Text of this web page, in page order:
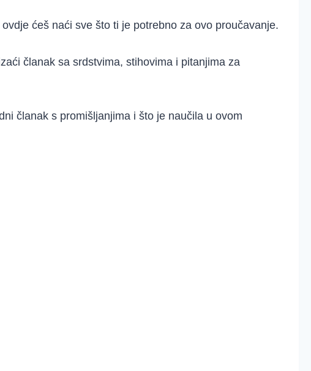
ćeš naći sve što ti je potrebno za ovo proučavanje.
članak sa srdstvima, stihovima i pitanjima za
članak s promišljanjima i što je naučila u ovom